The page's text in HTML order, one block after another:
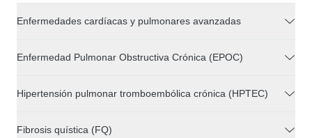
Enfermedades cardíacas y pulmonares avanzadas
Enfermedad Pulmonar Obstructiva Crónica (EPOC)
Hipertensión pulmonar tromboembólica crónica (HPTEC)
Fibrosis quística (FQ)